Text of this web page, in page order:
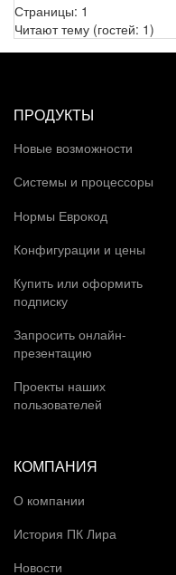
Страницы: 1
Читают тему (гостей: 1)
ПРОДУКТЫ
Новые возможности
Системы и процессоры
Нормы Еврокод
Конфигурации и цены
Купить или оформить
подписку
Запросить онлайн-
презентацию
Проекты наших
пользователей
КОМПАНИЯ
О компании
История ПК Лира
Новости